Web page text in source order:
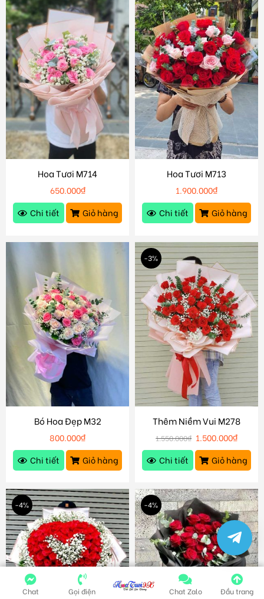
Hoa Tươi M714
650.000₫
Chi tiết
Giỏ hàng
Hoa Tươi M713
1.900.000₫
Chi tiết
Giỏ hàng
Bó Hoa Đẹp M32
800.000₫
Chi tiết
Giỏ hàng
-3%
Thêm Niềm Vui M278
1.550.000₫ 1.500.000₫
Chi tiết
Giỏ hàng
-4% -4%
Chat Gọi điện Chat Zalo Đầu trang